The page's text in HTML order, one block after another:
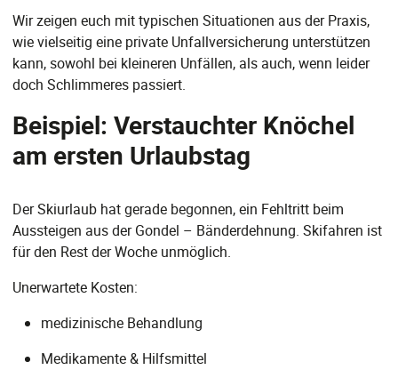
Wir zeigen euch mit typischen Situationen aus der Praxis,
wie vielseitig eine private Unfallversicherung unterstützen
kann, sowohl bei kleineren Unfällen, als auch, wenn leider
doch Schlimmeres passiert.
Beispiel: Verstauchter Knöchel
am ersten Urlaubstag
Der Skiurlaub hat gerade begonnen, ein Fehltritt beim
Aussteigen aus der Gondel – Bänderdehnung. Skifahren ist
für den Rest der Woche unmöglich.
Unerwartete Kosten:
medizinische Behandlung
Medikamente & Hilfsmittel